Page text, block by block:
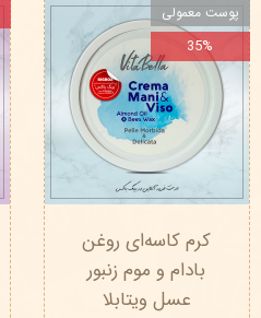
کرم کاسه‌ای روغن
بادام و موم زنبور
عسل ویتابلا
پوست معمولی
35%